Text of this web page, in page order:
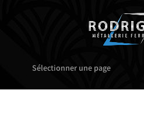
Sélectionner une page